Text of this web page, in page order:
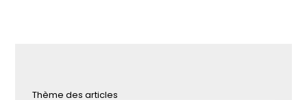
Thème des articles